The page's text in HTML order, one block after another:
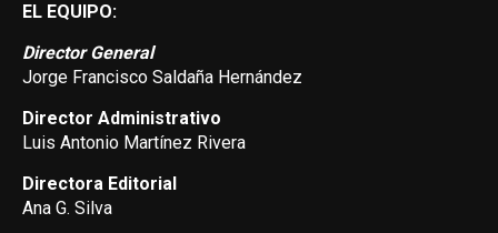
EL EQUIPO:
Director General
Jorge Francisco Saldaña Hernández
Director Administrativo
Luis Antonio Martínez Rivera
Directora Editorial
Ana G. Silva